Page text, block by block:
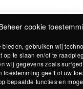
cookie
bieden, gebruiken wij
op te slaan en/of te
wij gegevens zoals
toestemming geeft of uw
bepaalde functies en